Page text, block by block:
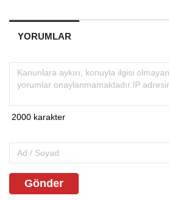
YORUMLAR
Gönder